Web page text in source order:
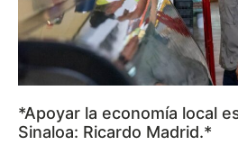
*Apoyar la economía local
Sinaloa: Ricardo Madrid.*